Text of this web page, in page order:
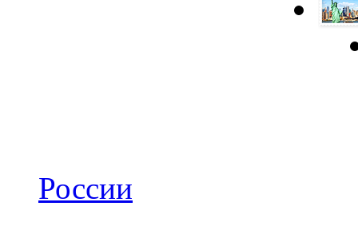
России